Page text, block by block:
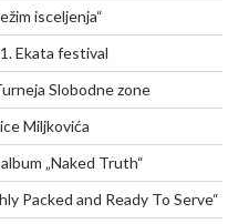
isceljenja“
Ekata festival
Slobodne zone
Miljkovića
„Naked Truth“
Packed and Ready To Serve“